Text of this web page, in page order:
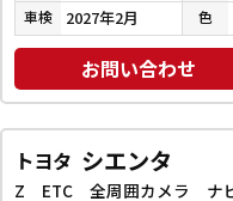
車検 2027年2月 色
お問い合わせ
トヨタ シエンタ